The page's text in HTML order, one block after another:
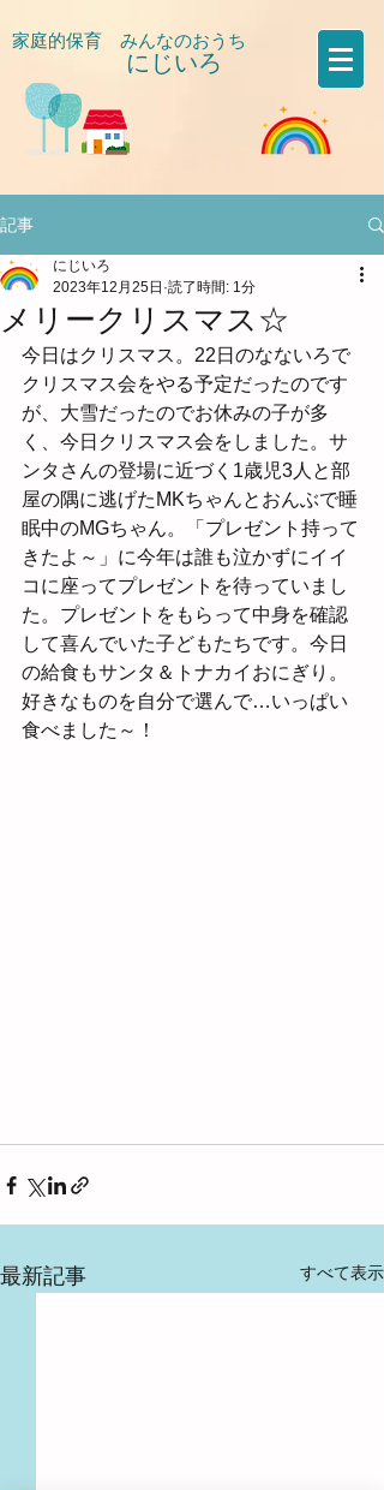
家庭的保育 みんなのおうち
にじいろ
記事
メリークリスマス☆
にじいろ
2023年12月25日 読了時間: 1分
今日はクリスマス。22日のなないろで
クリスマス会をやる予定だったのです
が、大雪だったのでお休みの子が多
く、今日クリスマス会をしました。サ
ンタさんの登場に近づく1歳児3人と部
屋の隅に逃げたMKちゃんとおんぶで睡
眠中のMGちゃん。「プレゼント持って
きたよ～」に今年は誰も泣かずにイイ
コに座ってプレゼントを待っていまし
た。プレゼントをもらって中身を確認
して喜んでいた子どもたちです。今日
の給食もサンタ＆トナカイおにぎり。
好きなものを自分で選んで…いっぱい
食べました～！
最新記事 すべて表示